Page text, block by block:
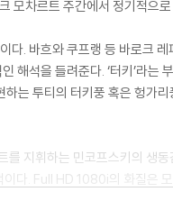
모차르트 주간에서 정기적으
. 바흐와 쿠프랭 등 바로크
해석을 들려준다. ‘터키’라는
는 투티의 터키풍 혹은 헝가
지휘하는 민코프스키의 생
다. Full HD 1080i의 화질은